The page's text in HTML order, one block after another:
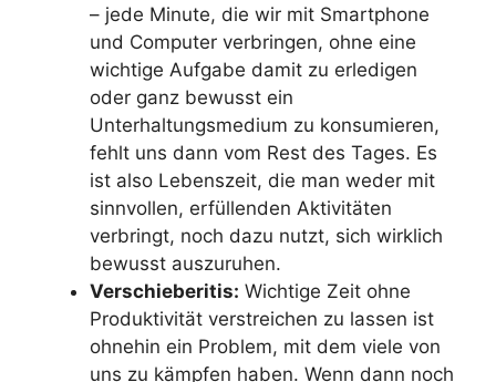
– jede Minute, die wir mit Smartphone
und Computer verbringen, ohne eine
wichtige Aufgabe damit zu erledigen
oder ganz bewusst ein
Unterhaltungsmedium zu konsumieren,
fehlt uns dann vom Rest des Tages. Es
ist also Lebenszeit, die man weder mit
sinnvollen, erfüllenden Aktivitäten
verbringt, noch dazu nutzt, sich wirklich
bewusst auszuruhen.
Verschieberitis: Wichtige Zeit ohne
Produktivität verstreichen zu lassen ist
ohnehin ein Problem, mit dem viele von
uns zu kämpfen haben. Wenn dann noch